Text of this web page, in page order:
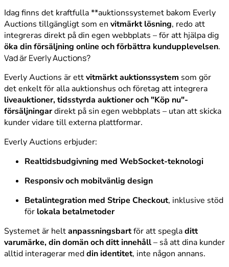
Idag finns det kraftfulla **auktionssystemet bakom Everly
Auctions tillgängligt som en vitmärkt lösning, redo att
integreras direkt på din egen webbplats – för att hjälpa dig
öka din försäljning online och förbättra kundupplevelsen.
Vad är Everly Auctions?
Everly Auctions är ettvitmärkt auktionssystem som gör
det enkelt för alla auktionshus och företag att integrera
liveauktioner, tidsstyrda auktioner och "Köp nu"-
försäljningardirekt på sin egen webbplats – utan att skicka
kunder vidare till externa plattformar.
Everly Auctions erbjuder:
Realtidsbudgivning med WebSocket-teknologi
Responsiv och mobilvänlig design
Betalintegration med Stripe Checkout, inklusive stöd
för lokala betalmetoder
Systemet är heltanpassningsbartför att spegladitt
varumärke, din domän och ditt innehåll– så att dina kunder
alltid interagerar meddin identitet, inte någon annans.